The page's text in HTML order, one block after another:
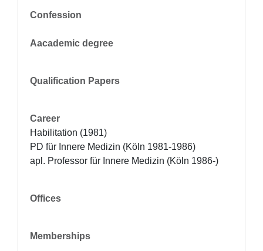
Confession
Aacademic degree
Qualification Papers
Career
Habilitation (1981)
PD für Innere Medizin (Köln 1981-1986)
apl. Professor für Innere Medizin (Köln 1986-)
Offices
Memberships